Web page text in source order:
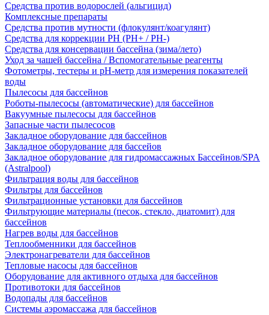
Средства против водорослей (альгицид)
Комплексные препараты
Средства против мутности (флокулянт/коагулянт)
Средства для коррекции PH (PH+ / PH-)
Средства для консервации бассейна (зима/лето)
Уход за чашей бассейна / Вспомогательные реагенты
Фотометры, тестеры и рН-метр для измерения показателей
воды
Пылесосы для бассейнов
Роботы-пылесосы (автоматические) для бассейнов
Вакуумные пылесосы для бассейнов
Запасные части пылесосов
Закладное оборудование для бассейнов
Закладное оборудование для бассейов
Закладное оборудование для гидромассажных Бассейнов/SPA
(Astralpool)
Фильтрация воды для бассейнов
Фильтры для бассейнов
Фильтрационные установки для бассейнов
Фильтрующие материалы (песок, стекло, диатомит) для
бассейнов
Нагрев воды для бассейнов
Теплообменники для бассейнов
Электронагреватели для бассейнов
Тепловые насосы для бассейнов
Оборудование для активного отдыха для бассейнов
Противотоки для бассейнов
Водопады для бассейнов
Системы аэромассажа для бассейнов